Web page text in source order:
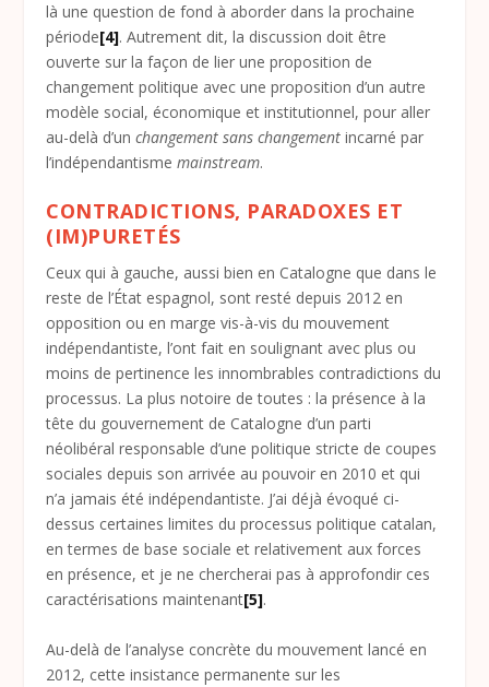
là une question de fond à aborder dans la prochaine
période[4]. Autrement dit, la discussion doit être
ouverte sur la façon de lier une proposition de
changement politique avec une proposition d’un autre
modèle social, économique et institutionnel, pour aller
au-delà d’unchangement sans changement incarné par
l’indépendantismemainstream.
CONTRADICTIONS, PARADOXES ET
(IM)PURETÉS
Ceux qui à gauche, aussi bien en Catalogne que dans le
reste de l’État espagnol, sont resté depuis 2012 en
opposition ou en marge vis-à-vis du mouvement
indépendantiste, l’ont fait en soulignant avec plus ou
moins de pertinence les innombrables contradictions du
processus. La plus notoire de toutes : la présence à la
tête du gouvernement de Catalogne d’un parti
néolibéral responsable d’une politique stricte de coupes
sociales depuis son arrivée au pouvoir en 2010 et qui
n’a jamais été indépendantiste. J’ai déjà évoqué ci-
dessus certaines limites du processus politique catalan,
en termes de base sociale et relativement aux forces
en présence, et je ne chercherai pas à approfondir ces
caractérisations maintenant[5].
Au-delà de l’analyse concrète du mouvement lancé en
2012, cette insistance permanente sur les